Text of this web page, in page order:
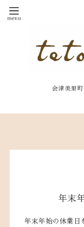
会津美里
年末
年末年始の休業日